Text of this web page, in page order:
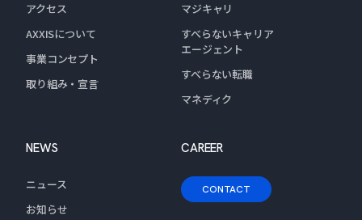
アクセス
AXXISについて
事業コンセプト
取り組み・宣言
マジキャリ
すべらないキャリア
エージェント
すべらない転職
マネディク
NEWS
ニュース
お知らせ
CAREER
CONTACT